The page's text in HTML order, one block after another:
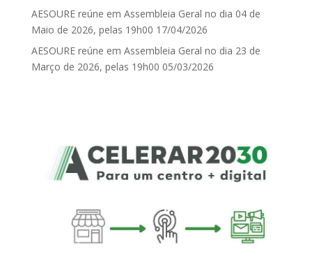
AESOURE reúne em Assembleia Geral no dia 04 de
Maio de 2026, pelas 19h00 17/04/2026
AESOURE reúne em Assembleia Geral no dia 23 de
Março de 2026, pelas 19h00 05/03/2026